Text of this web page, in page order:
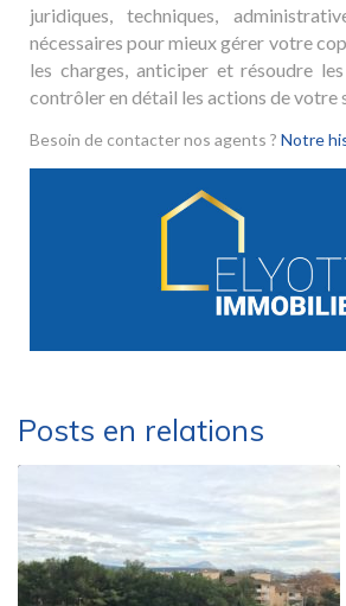
juridiques, techniques,
nécessaires pour mieux gérer votre
les charges, anticiper et résoudre
contrôler en détail les actions de votre
Besoin de contacter nos agents ? Notre
Posts en relations